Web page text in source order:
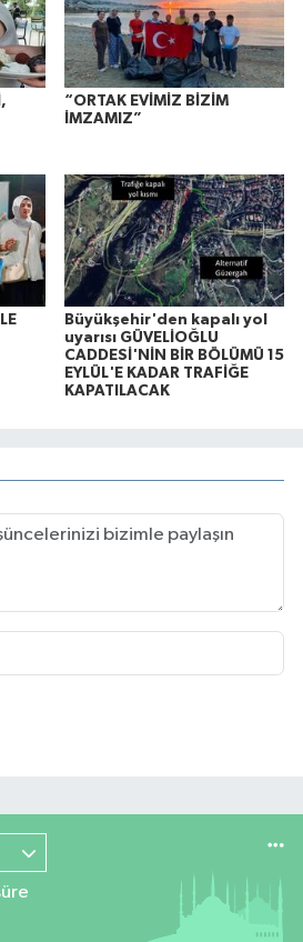
“ORTAK EVİMİZ BİZİM
İMZAMIZ”
Büyükşehir'den kapalı yol
uyarısı GÜVELİOĞLU
CADDESİ'NİN BİR BÖLÜMÜ 15
EYLÜL'E KADAR TRAFİĞE
KAPATILACAK